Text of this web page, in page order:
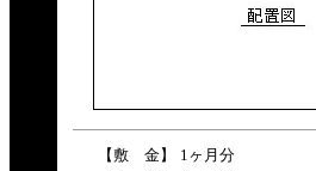
【敷 金】
1ヶ月分